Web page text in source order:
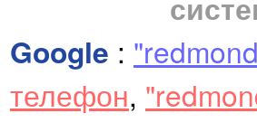
Google :
телефон,